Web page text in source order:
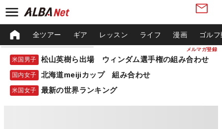
メルマガ登録
全ツアー ギア レッスン ライフ 漫画 ゴル
米国男子 松山英樹ら出場 ウィンダム選手権の組み合わせ
国内女子 北海道meijiカップ 組み合わせ
米国女子 最新の世界ランキング